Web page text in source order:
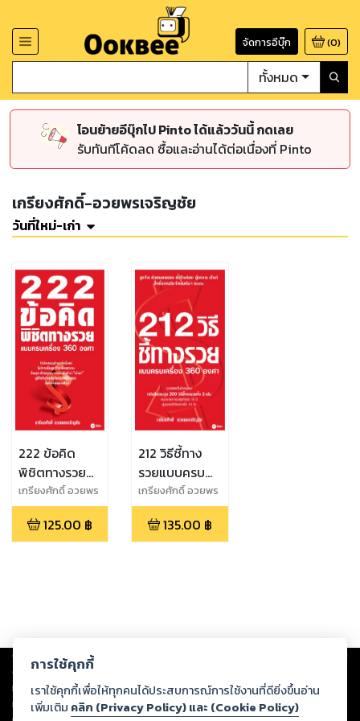
จัดการอีบุ๊ก (0)
ทั้งหมด
โอนย้ายอีบุ๊กไป Pinto ได้แล้ววันนี้ กดเลย
รับทันทีโค้ดลด ซื้อและอ่านได้ต่อเนื่องที่ Pinto
เกรียงศักดิ์-อวยพรเจริญชัย
วันที่ใหม่-เก่า
222 ข้อคิด
พิชิตทางรวย
แบบครบเครื่อง
360 องศา
เกรียงศักดิ์ อวยพร
เจริญชัย
125.00 ฿
212 วิธีชี้ทาง
รวยแบบครบ
เครื่อง 360
องศา
เกรียงศักดิ์ อวยพร
เจริญชัย
135.00 ฿
Copyright © 2026
ต่อผลงานหรือเนื้อหาใดที่อัปโหลดผ่านเว็บไซต์และปรากฏว่าละเมิดสิทธิใน
ทรัพย์สินทางปัญญาของบุคคลอื่นหรือขัดต่อกฎหมายและศีลธรรม ดังนั้น ผู้อ่าน
ทุกท่านโปรดใช้วิจารณญาณในการกลั่นกรองด้วยตนเอง และหากท่านพบว่าส่วน
การใช้คุกกี้
เราใช้คุกกี้เพื่อให้ทุกคนได้ประสบการณ์การใช้งานที่ดียิ่งขึ้นอ่าน
เพิ่มเติม คลิก (Privacy Policy) และ (Cookie Policy)